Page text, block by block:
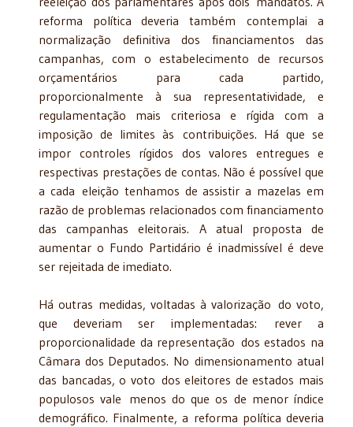
reforma política deveria também contemplai a
normalização definitiva dos financiamentos das
campanhas, com o estabelecimento de recursos
orçamentários para cada partido,
proporcionalmente à sua representatividade, e
regulamentação mais criteriosa e rígida com a
imposição de limites às contribuições. Há que se
impor controles rígidos dos valores entregues e
respectivas prestações de contas. Não é possível que
a cada eleição tenhamos de assistir a mazelas em
razão de problemas relacionados com financiamento
das campanhas eleitorais. A atual proposta de
aumentar o Fundo Partidário é inadmissível é deve
ser rejeitada de imediato.
Há outras medidas, voltadas à valorização do voto,
que deveriam ser implementadas: rever a
proporcionalidade da representação dos estados na
Câmara dos Deputados. No dimensionamento atual
das bancadas, o voto dos eleitores de estados mais
populosos vale menos do que os de menor índice
demográfico. Finalmente, a reforma política deveria